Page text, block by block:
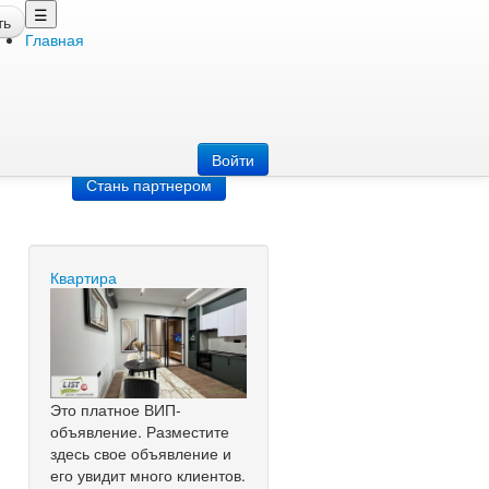
☰
Главная
Войти
Стань партнером
Квартира
Это платное ВИП-
объявление. Разместите
здесь свое объявление и
его увидит много клиентов.